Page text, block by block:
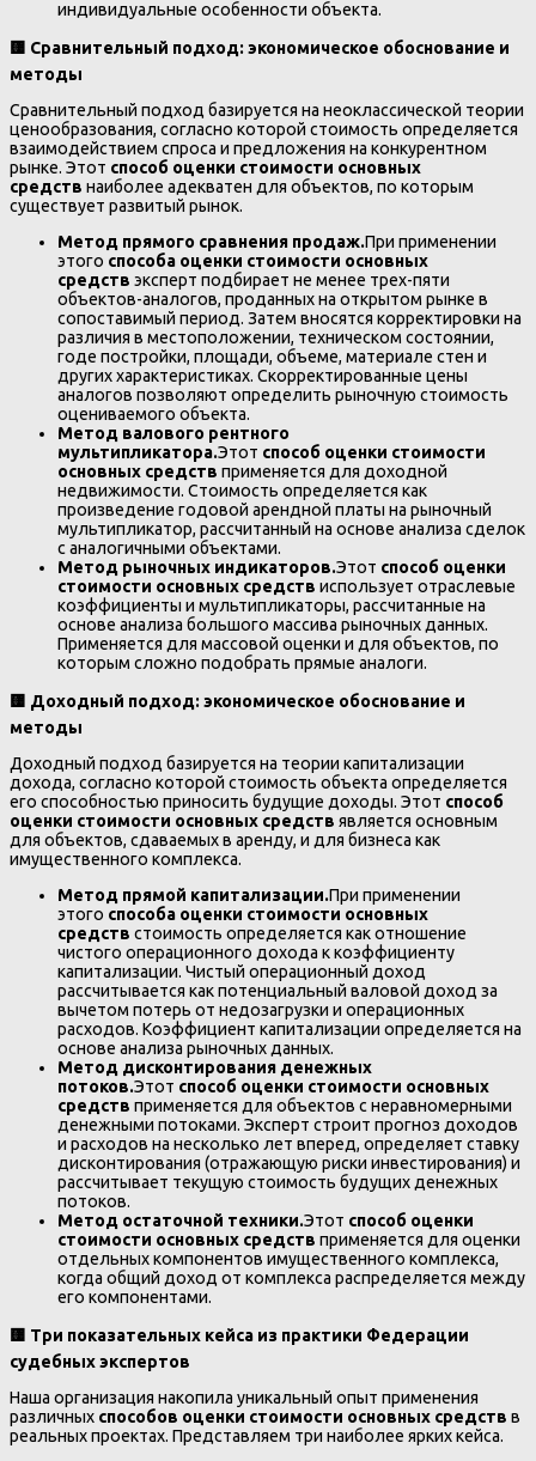
индивидуальные особенности объекта.
🟨 Сравнительный подход: экономическое обоснование и
методы
Сравнительный подход базируется на неоклассической теории
ценообразования, согласно которой стоимость определяется
взаимодействием спроса и предложения на конкурентном
рынке. Этот способ оценки стоимости основных
средств наиболее адекватен для объектов, по которым
существует развитый рынок.
Метод прямого сравнения продаж.При применении
этого способа оценки стоимости основных
средств эксперт подбирает не менее трех-пяти
объектов-аналогов, проданных на открытом рынке в
сопоставимый период. Затем вносятся корректировки на
различия в местоположении, техническом состоянии,
годе постройки, площади, объеме, материале стен и
других характеристиках. Скорректированные цены
аналогов позволяют определить рыночную стоимость
оцениваемого объекта.
Метод валового рентного
мультипликатора.Этот способ оценки стоимости
основных средств применяется для доходной
недвижимости. Стоимость определяется как
произведение годовой арендной платы на рыночный
мультипликатор, рассчитанный на основе анализа сделок
с аналогичными объектами.
Метод рыночных индикаторов.Этот способ оценки
стоимости основных средств использует отраслевые
коэффициенты и мультипликаторы, рассчитанные на
основе анализа большого массива рыночных данных.
Применяется для массовой оценки и для объектов, по
которым сложно подобрать прямые аналоги.
🟨 Доходный подход: экономическое обоснование и
методы
Доходный подход базируется на теории капитализации
дохода, согласно которой стоимость объекта определяется
его способностью приносить будущие доходы. Этот способ
оценки стоимости основных средств является основным
для объектов, сдаваемых в аренду, и для бизнеса как
имущественного комплекса.
Метод прямой капитализации.При применении
этого способа оценки стоимости основных
средств стоимость определяется как отношение
чистого операционного дохода к коэффициенту
капитализации. Чистый операционный доход
рассчитывается как потенциальный валовой доход за
вычетом потерь от недозагрузки и операционных
расходов. Коэффициент капитализации определяется на
основе анализа рыночных данных.
Метод дисконтирования денежных
потоков.Этот способ оценки стоимости основных
средств применяется для объектов с неравномерными
денежными потоками. Эксперт строит прогноз доходов
и расходов на несколько лет вперед, определяет ставку
дисконтирования (отражающую риски инвестирования) и
рассчитывает текущую стоимость будущих денежных
потоков.
Метод остаточной техники.Этот способ оценки
стоимости основных средств применяется для оценки
отдельных компонентов имущественного комплекса,
когда общий доход от комплекса распределяется между
его компонентами.
🟨 Три показательных кейса из практики Федерации
судебных экспертов
Наша организация накопила уникальный опыт применения
различных способов оценки стоимости основных средств в
реальных проектах. Представляем три наиболее ярких кейса.